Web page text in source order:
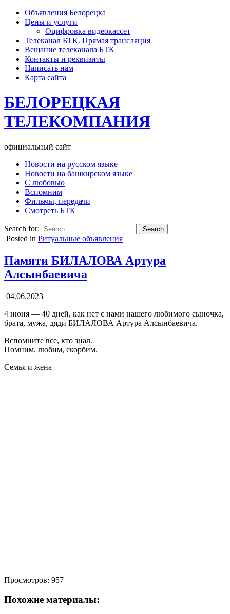
Объявления Белорецка
Цены и услуги
Оцифровка видеокассет
Телеканал БТК. Прямая трансляция
Вещание телеканала БТК
Контакты и реквизиты
Написать нам
Карта сайта
БЕЛОРЕЦКАЯ
ТЕЛЕКОМПАНИЯ
официальный сайт
Новости на русском языке
Новости на башкирском языке
С любовью
Вспомним
Фильмы, передачи
Смотреть БТК
Search for:
Posted in Ритуальные объявления
Памяти БИЛАЛОВА Артура
Алсынбаевича
04.06.2023
4 июня — 40 дней, как нет с нами нашего любимого сыночка,
брата, мужа, дяди БИЛАЛОВА Артура Алсынбаевича.
Вспомните все, кто знал.
Помним, любим, скорбим.
Семья и жена
Просмотров: 957
Похожие материалы: